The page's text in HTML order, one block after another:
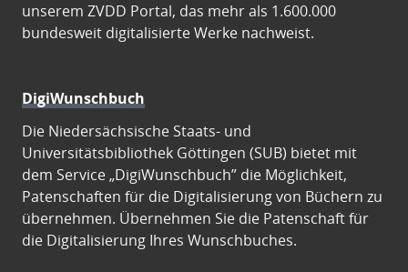
unserem ZVDD Portal, das mehr als 1.600.000
bundesweit digitalisierte Werke nachweist.
DigiWunschbuch
Die Niedersächsische Staats- und
Universitätsbibliothek Göttingen (SUB) bietet mit
dem Service „DigiWunschbuch” die Möglichkeit,
Patenschaften für die Digitalisierung von Büchern zu
übernehmen. Übernehmen Sie die Patenschaft für
die Digitalisierung Ihres Wunschbuches.